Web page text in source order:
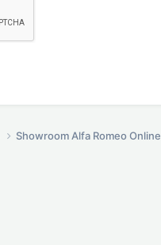
Showroom Alfa Romeo Online